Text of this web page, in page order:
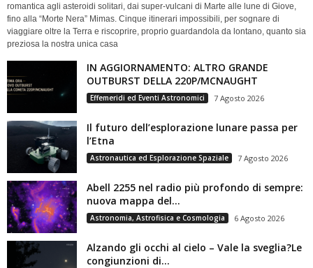
romantica agli asteroidi solitari, dai super-vulcani di Marte alle lune di Giove,
fino alla “Morte Nera” Mimas. Cinque itinerari impossibili, per sognare di
viaggiare oltre la Terra e riscoprire, proprio guardandola da lontano, quanto sia
preziosa la nostra unica casa
IN AGGIORNAMENTO: ALTRO GRANDE
OUTBURST DELLA 220P/MCNAUGHT
Effemeridi ed Eventi Astronomici 7 Agosto 2026
Il futuro dell’esplorazione lunare passa per
l’Etna
Astronautica ed Esplorazione Spaziale 7 Agosto 2026
Abell 2255 nel radio più profondo di sempre:
nuova mappa del...
Astronomia, Astrofisica e Cosmologia 6 Agosto 2026
Alzando gli occhi al cielo – Vale la sveglia?Le
congiunzioni di...